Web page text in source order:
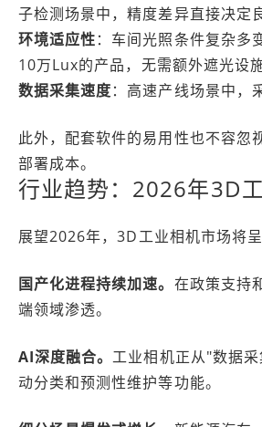
子检测场景中，精度差异直接决定
环境适应性：车间光照条件复杂多
10万Lux的产品，无需额外遮光设
数据采集速度：高速产线场景中
此外，配套软件的易用性也不容忽
部署成本。
行业趋势：2026年3D
展望2026年，3D工业相机市场将呈
国产化进程持续加速。 在政策支持
端领域渗透。
AI深度融合。工业相机正从"数据
动分类和预测性维护等功能。